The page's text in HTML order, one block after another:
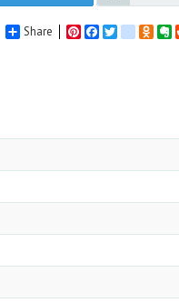
Share PinterestFacebook
Twitter